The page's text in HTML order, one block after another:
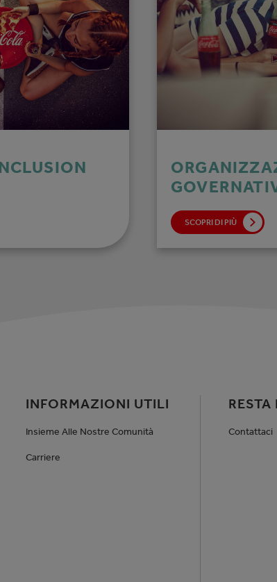
SCOPRI DI PIÙ
INFORMAZIONI UTILI
Insieme Alle Nostre Comunità
Carriere
Contattaci